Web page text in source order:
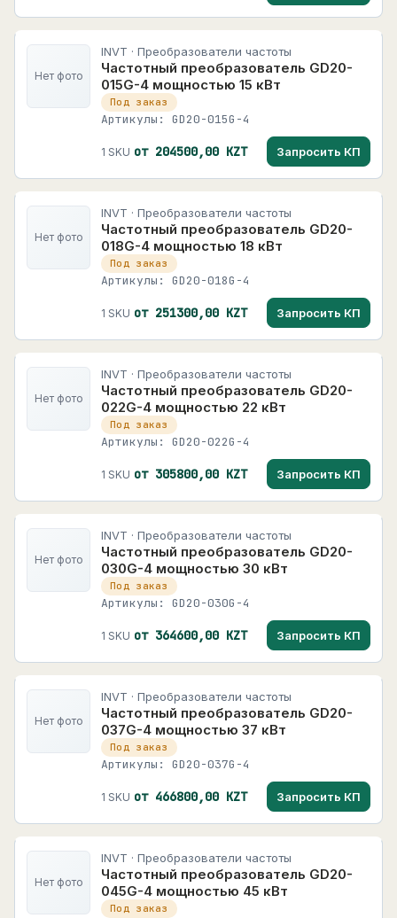
Нет фото
INVT · Преобразователи частоты
Частотный преобразователь GD20-
015G-4 мощностью 15 кВт
Под заказ
Артикулы: GD20-015G-4
1 SKU от 204500,00 KZT Запросить КП
Нет фото
INVT · Преобразователи частоты
Частотный преобразователь GD20-
018G-4 мощностью 18 кВт
Под заказ
Артикулы: GD20-018G-4
1 SKU от 251300,00 KZT Запросить КП
Нет фото
INVT · Преобразователи частоты
Частотный преобразователь GD20-
022G-4 мощностью 22 кВт
Под заказ
Артикулы: GD20-022G-4
1 SKU от 305800,00 KZT Запросить КП
Нет фото
INVT · Преобразователи частоты
Частотный преобразователь GD20-
030G-4 мощностью 30 кВт
Под заказ
Артикулы: GD20-030G-4
1 SKU от 364600,00 KZT Запросить КП
Нет фото
INVT · Преобразователи частоты
Частотный преобразователь GD20-
037G-4 мощностью 37 кВт
Под заказ
Артикулы: GD20-037G-4
1 SKU от 466800,00 KZT Запросить КП
Нет фото
INVT · Преобразователи частоты
Частотный преобразователь GD20-
045G-4 мощностью 45 кВт
Под заказ